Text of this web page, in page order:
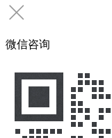
微信咨询